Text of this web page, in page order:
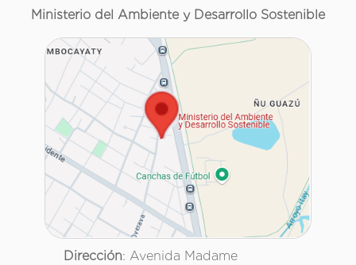
Ministerio del Ambiente y Desarrollo Sostenible
Dirección: Avenida Madame